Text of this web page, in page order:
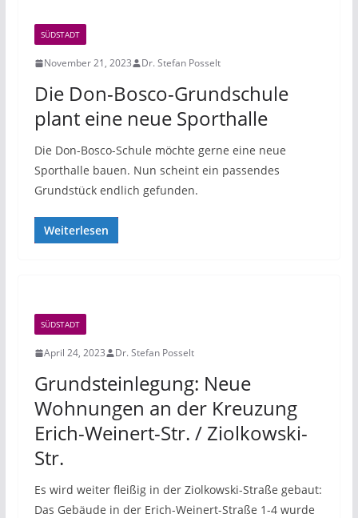
SÜDSTADT
November 21, 2023 Dr. Stefan Posselt
Die Don-Bosco-Grundschule
plant eine neue Sporthalle
Die Don-Bosco-Schule möchte gerne eine neue
Sporthalle bauen. Nun scheint ein passendes
Grundstück endlich gefunden.
Weiterlesen
SÜDSTADT
April 24, 2023 Dr. Stefan Posselt
Grundsteinlegung: Neue
Wohnungen an der Kreuzung
Erich-Weinert-Str. / Ziolkowski-
Str.
Es wird weiter fleißig in der Ziolkowski-Straße gebaut:
Das Gebäude in der Erich-Weinert-Straße 1-4 wurde